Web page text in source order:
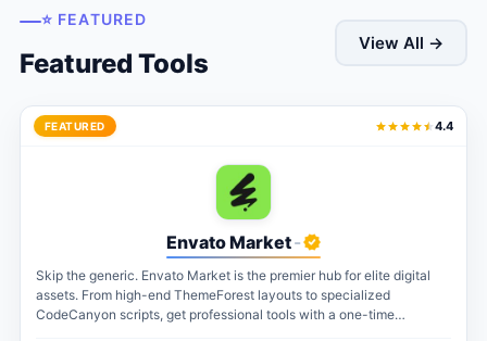
⭐ FEATURED
Featured Tools
View All →
FEATURED 4.4
Envato Market-
Skip the generic. Envato Market is the premier hub for elite digital
assets. From high-end ThemeForest layouts to specialized
CodeCanyon scripts, get professional tools with a one-time